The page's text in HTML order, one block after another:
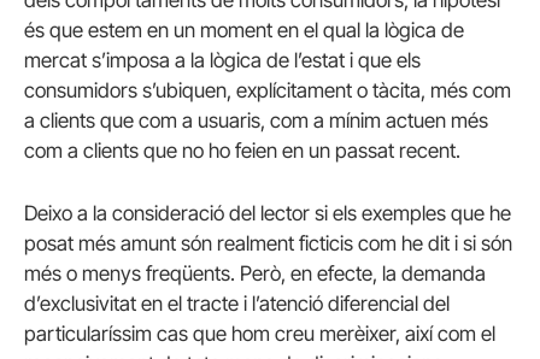
és que estem en un moment en el qual la lògica de
mercat s’imposa a la lògica de l’estat i que els
consumidors s’ubiquen, explícitament o tàcita, més com
a clients que com a usuaris, com a mínim actuen més
com a clients que no ho feien en un passat recent.
Deixo a la consideració del lector si els exemples que he
posat més amunt són realment ficticis com he dit i si són
més o menys freqüents. Però, en efecte, la demanda
d’exclusivitat en el tracte i l’atenció diferencial del
particularíssim cas que hom creu merèixer, així com el